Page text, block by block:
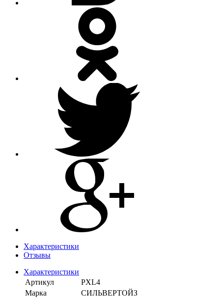
Характеристики
Отзывы
Характеристики
Артикул
PXL4
Марка
СИЛЬВЕРТОЙЗ